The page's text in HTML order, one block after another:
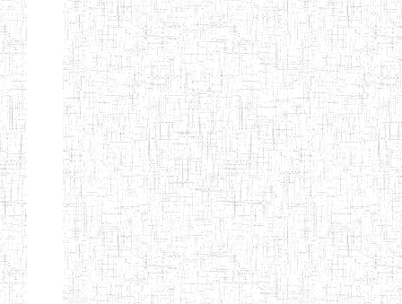
Etablissements
d'enseignement
normal
ENI